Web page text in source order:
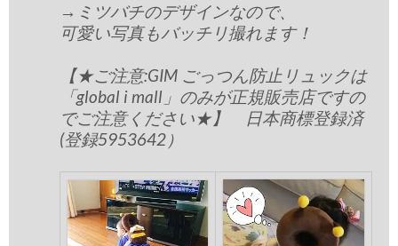
→ミツバチのデザインなので、
可愛い写真もバッチリ撮れます！
【★ご注意:GIM ごっつん防止リュックは
「global i mall」のみが正規販売店ですの
でご注意ください★】 日本商標登録済
(登録5953642）